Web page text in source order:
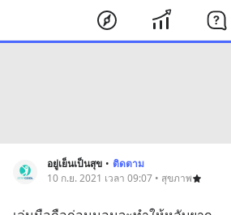
อยู่เย็นเป็นสุข • ติดตาม
10 ก.ย. 2021 เวลา 09:07 • สุขภาพ